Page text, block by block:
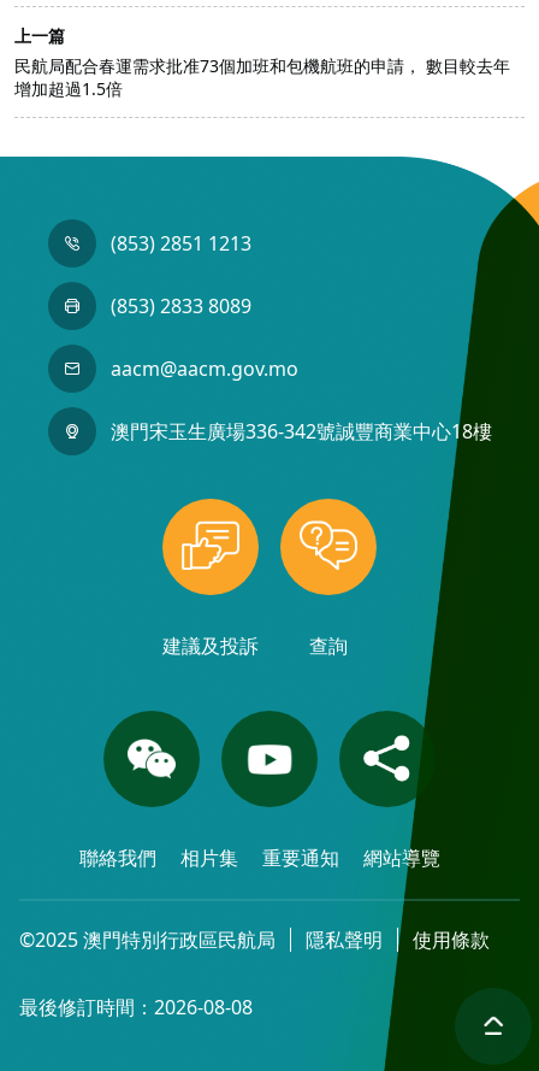
上一篇
民航局配合春運需求批准73個加班和包機航班的申請， 數目較去年
增加超過1.5倍
(853) 2851 1213
(853) 2833 8089
aacm@aacm.gov.mo
澳門宋玉生廣場336-342號誠豐商業中心18樓
建議及投訴 查詢
聯絡我們 相片集 重要通知 網站導覽
©2025 澳門特別行政區民航局 隱私聲明 使用條款
最後修訂時間：2026-08-08